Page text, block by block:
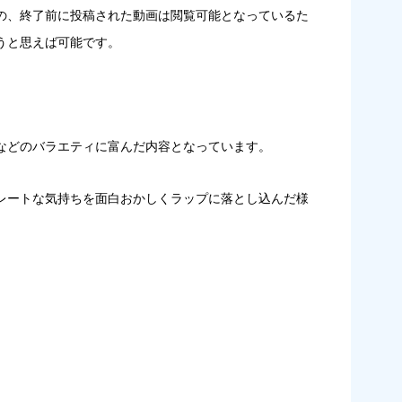
終了前に投稿された動画は閲覧可能となっているた
と思えば可能です。
どのバラエティに富んだ内容となっています。
トな気持ちを面白おかしくラップに落とし込んだ様